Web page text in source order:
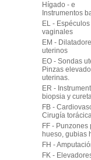
Hígado - e
Instrumentos
EL - Espéculos
vaginales
EM -
uterinos
EO - Sondas
Pinzas
uterinas.
ER -
biopsia y
FB -
Cirugía
FF - Punzones
hueso, gubias
FH -
FK -